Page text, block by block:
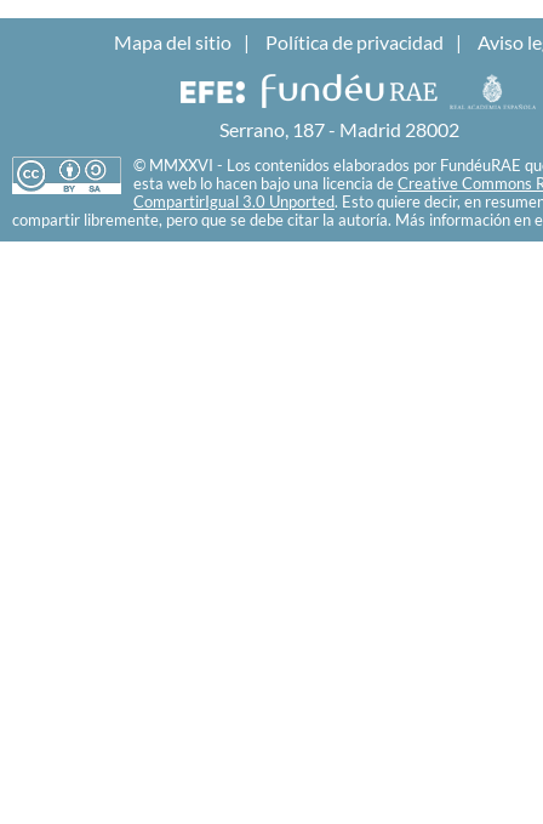
Mapa del sitio Política de privacidad Aviso
Serrano, 187 - Madrid 28002
© MMXXVI - Los contenidos elaborados por FundéuRAE
esta web lo hacen bajo una licencia de Creative Commons
CompartirIgual 3.0 Unported. Esto quiere decir, en
compartir libremente, pero que se debe citar la autoría. Más información en